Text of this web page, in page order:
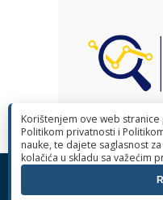
© 2026 Ministarstvo
Korištenjem ove web
Politikom privatnosti i
nauke, te dajete saglasnost
kolačića u skladu sa važećim